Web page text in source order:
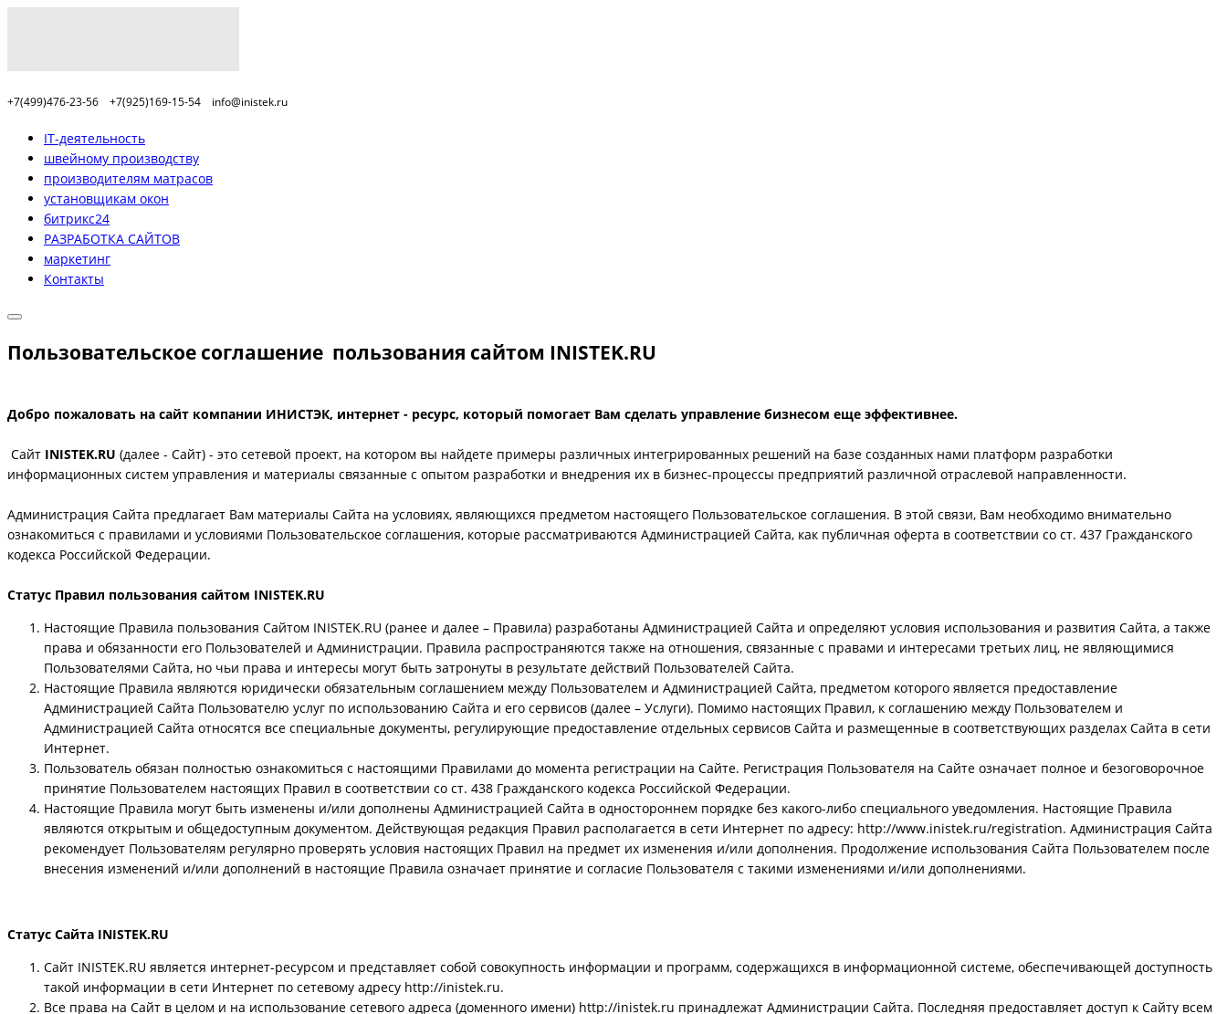
+7(499)476-23-56 +7(925)169-15-54 info@inistek.ru
IT-деятельность
швейному производству
производителям матрасов
установщикам окон
битрикс24
РАЗРАБОТКА САЙТОВ
маркетинг
Контакты
Пользовательское соглашение пользования сайтом INISTEK.RU
Добро пожаловать на сайт компании ИНИСТЭК, интернет - ресурс, который помогает Вам сделать управление бизнесом еще эффективнее.
Сайт INISTEK.RU (далее - Сайт) - это сетевой проект, на котором вы найдете примеры различных интегрированных решений на базе созданных нами платформ разработки
информационных систем управления и материалы связанные с опытом разработки и внедрения их в бизнес-процессы предприятий различной отраслевой направленности.
Администрация Сайта предлагает Вам материалы Сайта на условиях, являющихся предметом настоящего Пользовательское соглашения. В этой связи, Вам необходимо внимательно
ознакомиться с правилами и условиями Пользовательское соглашения, которые рассматриваются Администрацией Сайта, как публичная оферта в соответствии со ст. 437 Гражданского
кодекса Российской Федерации.
Статус Правил пользования сайтом INISTEK.RU
Настоящие Правила пользования Сайтом INISTEK.RU (ранее и далее – Правила) разработаны Администрацией Сайта и определяют условия использования и развития Сайта, а также
права и обязанности его Пользователей и Администрации. Правила распространяются также на отношения, связанные с правами и интересами третьих лиц, не являющимися
Пользователями Сайта, но чьи права и интересы могут быть затронуты в результате действий Пользователей Сайта.
Настоящие Правила являются юридически обязательным соглашением между Пользователем и Администрацией Сайта, предметом которого является предоставление
Администрацией Сайта Пользователю услуг по использованию Сайта и его сервисов (далее – Услуги). Помимо настоящих Правил, к соглашению между Пользователем и
Администрацией Сайта относятся все специальные документы, регулирующие предоставление отдельных сервисов Сайта и размещенные в соответствующих разделах Сайта в сети
Интернет.
Пользователь обязан полностью ознакомиться с настоящими Правилами до момента регистрации на Сайте. Регистрация Пользователя на Сайте означает полное и безоговорочное
принятие Пользователем настоящих Правил в соответствии со ст. 438 Гражданского кодекса Российской Федерации.
Настоящие Правила могут быть изменены и/или дополнены Администрацией Сайта в одностороннем порядке без какого-либо специального уведомления. Настоящие Правила
являются открытым и общедоступным документом. Действующая редакция Правил располагается в сети Интернет по адресу: http://www.inistek.ru/registration. Администрация Сайта
рекомендует Пользователям регулярно проверять условия настоящих Правил на предмет их изменения и/или дополнения. Продолжение использования Сайта Пользователем после
внесения изменений и/или дополнений в настоящие Правила означает принятие и согласие Пользователя с такими изменениями и/или дополнениями.
Статус Сайта INISTEK.RU
Сайт INISTEK.RU является интернет-ресурсом и представляет собой совокупность информации и программ, содержащихся в информационной системе, обеспечивающей доступность
такой информации в сети Интернет по сетевому адресу http://inistek.ru.
Все права на Сайт в целом и на использование сетевого адреса (доменного имени) http://inistek.ru принадлежат Администрации Сайта. Последняя предоставляет доступ к Сайту всем